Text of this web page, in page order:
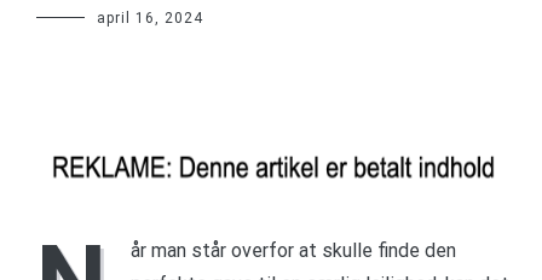
april 16, 2024
år man står overfor at skulle finde den